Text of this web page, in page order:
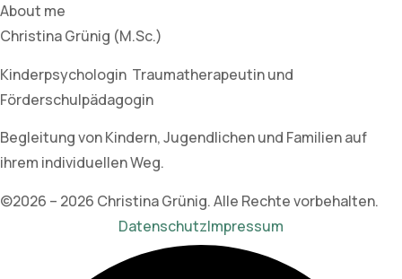
About me
Christina Grünig (M.Sc.)
Kinderpsychologin Traumatherapeutin und
Förderschulpädagogin
Begleitung von Kindern, Jugendlichen und Familien auf
ihrem individuellen Weg.
©2026 – 2026 Christina Grünig. Alle Rechte vorbehalten.
DatenschutzImpressum